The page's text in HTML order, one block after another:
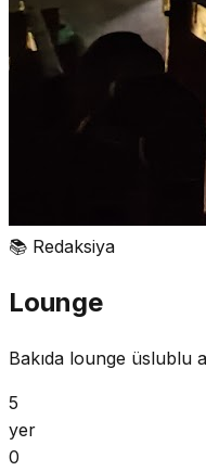
📚 Redaksiya
Lounge
Bakıda lounge üslublu
5
yer
0